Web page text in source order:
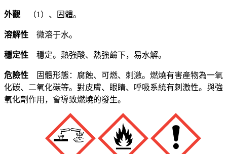
外觀 （1）、固體。
溶解性 微溶于水。
穩定性 穩定。熱強酸、熱強鹼下，易水解。
危險性
固體形態：腐蝕、可燃、刺激。燃燒有害產物為一氧
化碳、二氧化碳等。對皮膚、眼睛、呼吸系統有刺激性。與強
氧化劑作用，會導致燃燒的發生。